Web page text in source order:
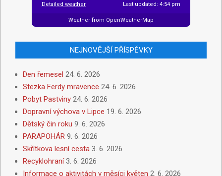
Detailed weather Last updated: 4:54 pm
Weather from OpenWeatherMap
NEJNOVĚJŠÍ PŘÍSPĚVKY
Den řemesel 24. 6. 2026
Stezka Ferdy mravence 24. 6. 2026
Pobyt Pastviny 24. 6. 2026
Dopravní výchova v Lipce 19. 6. 2026
Dětský čin roku 9. 6. 2026
PARAPOHÁR 9. 6. 2026
Skřítkova lesní cesta 3. 6. 2026
Recyklohraní 3. 6. 2026
Informace o aktivitách v měsíci květen 2. 6. 2026